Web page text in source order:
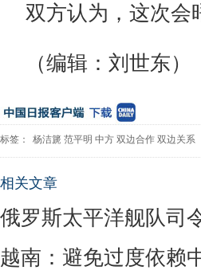
双方认为，这次会
（编辑：刘世东）
标签： 杨洁篪 范平明 中方 双边合作 双边关系
相关文章
俄罗斯太平洋舰队司
越南：避免过度依赖